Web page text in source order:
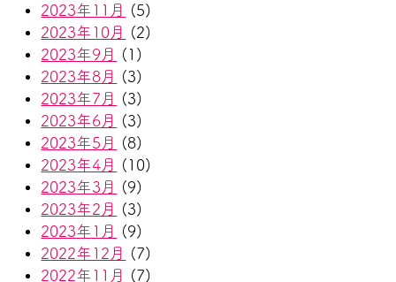
2023年11月
(5)
2023年10月
(2)
2023年9月
(1)
2023年8月
(3)
2023年7月
(3)
2023年6月
(3)
2023年5月
(8)
2023年4月
(10)
2023年3月
(9)
2023年2月
(3)
2023年1月
(9)
2022年12月
(7)
2022年11月
(7)